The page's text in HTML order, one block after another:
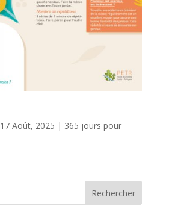
17 Août, 2025 | 365 jours pour
Rechercher